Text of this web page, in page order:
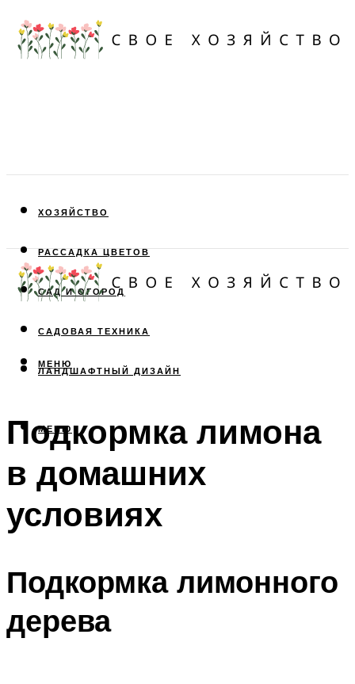
ХОЗЯЙСТВО
РАССАДКА ЦВЕТОВ
САД И ОГОРОД
САДОВАЯ ТЕХНИКА
ЛАНДШАФТНЫЙ ДИЗАЙН
МЕНЮ
МЕНЮ
Подкормка лимона
в домашних
условиях
Подкормка лимонного
дерева